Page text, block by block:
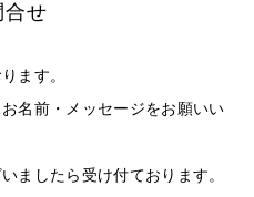
合せ
ます。
名前・メッセージをお願いい
ましたら受け付ております。